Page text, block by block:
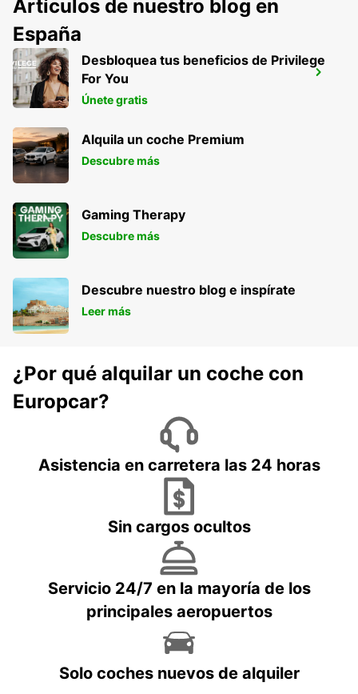
LANGENFELD
LANGENFELD - GERMANY
Artículos de nuestro blog en
España
Desbloquea tus beneficios de Privilege
For You
Únete gratis
Alquila un coche Premium
Descubre más
Gaming Therapy
Descubre más
Descubre nuestro blog e inspírate
Leer más
¿Por qué alquilar un coche con
Europcar?
Asistencia en carretera las 24 horas
Sin cargos ocultos
Servicio 24/7 en la mayoría de los
principales aeropuertos
Solo coches nuevos de alquiler